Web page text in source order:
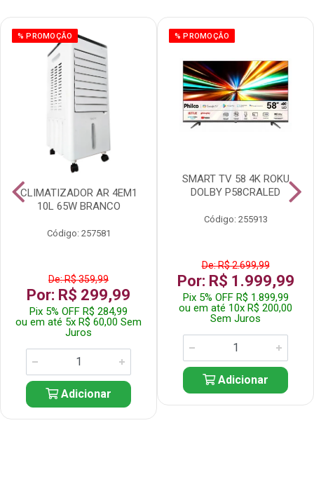
% PROMOÇÃO
CLIMATIZADOR AR 4EM1
10L 65W BRANCO
Código: 257581
De: R$ 359,99
Por: R$ 299,99
Pix 5% OFF R$ 284,99
ou em até 5x R$ 60,00 Sem
Juros
Adicionar
% PROMOÇÃO
SMART TV 58 4K ROKU
DOLBY P58CRALED
Código: 255913
De: R$ 2.699,99
Por: R$ 1.999,99
Pix 5% OFF R$ 1.899,99
ou em até 10x R$ 200,00
Sem Juros
Adicionar